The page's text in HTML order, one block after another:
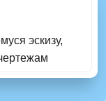
эскизу,